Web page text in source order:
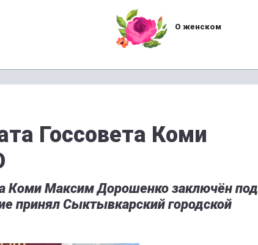
О женском
Госсовета Коми
Коми Максим Дорошенко заключён под
принял Сыктывкарский городской